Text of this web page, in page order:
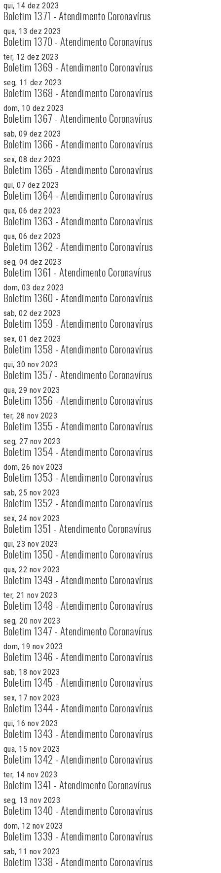
qui, 14 dez 2023
Boletim 1371 - Atendimento Coronavírus
qua, 13 dez 2023
Boletim 1370 - Atendimento Coronavírus
ter, 12 dez 2023
Boletim 1369 - Atendimento Coronavírus
seg, 11 dez 2023
Boletim 1368 - Atendimento Coronavírus
dom, 10 dez 2023
Boletim 1367 - Atendimento Coronavírus
sab, 09 dez 2023
Boletim 1366 - Atendimento Coronavírus
sex, 08 dez 2023
Boletim 1365 - Atendimento Coronavírus
qui, 07 dez 2023
Boletim 1364 - Atendimento Coronavírus
qua, 06 dez 2023
Boletim 1363 - Atendimento Coronavírus
qua, 06 dez 2023
Boletim 1362 - Atendimento Coronavírus
seg, 04 dez 2023
Boletim 1361 - Atendimento Coronavírus
dom, 03 dez 2023
Boletim 1360 - Atendimento Coronavírus
sab, 02 dez 2023
Boletim 1359 - Atendimento Coronavírus
sex, 01 dez 2023
Boletim 1358 - Atendimento Coronavírus
qui, 30 nov 2023
Boletim 1357 - Atendimento Coronavírus
qua, 29 nov 2023
Boletim 1356 - Atendimento Coronavírus
ter, 28 nov 2023
Boletim 1355 - Atendimento Coronavírus
seg, 27 nov 2023
Boletim 1354 - Atendimento Coronavírus
dom, 26 nov 2023
Boletim 1353 - Atendimento Coronavírus
sab, 25 nov 2023
Boletim 1352 - Atendimento Coronavírus
sex, 24 nov 2023
Boletim 1351 - Atendimento Coronavírus
qui, 23 nov 2023
Boletim 1350 - Atendimento Coronavírus
qua, 22 nov 2023
Boletim 1349 - Atendimento Coronavírus
ter, 21 nov 2023
Boletim 1348 - Atendimento Coronavírus
seg, 20 nov 2023
Boletim 1347 - Atendimento Coronavírus
dom, 19 nov 2023
Boletim 1346 - Atendimento Coronavírus
sab, 18 nov 2023
Boletim 1345 - Atendimento Coronavírus
sex, 17 nov 2023
Boletim 1344 - Atendimento Coronavírus
qui, 16 nov 2023
Boletim 1343 - Atendimento Coronavírus
qua, 15 nov 2023
Boletim 1342 - Atendimento Coronavírus
ter, 14 nov 2023
Boletim 1341 - Atendimento Coronavírus
seg, 13 nov 2023
Boletim 1340 - Atendimento Coronavírus
dom, 12 nov 2023
Boletim 1339 - Atendimento Coronavírus
sab, 11 nov 2023
Boletim 1338 - Atendimento Coronavírus